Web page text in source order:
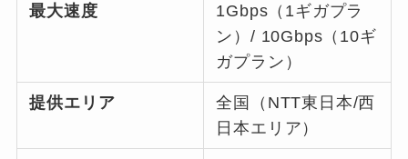
最大速度
1Gbps（1ギガプラ
ン）/ 10Gbps（10ギ
ガプラン）
提供エリア
全国（NTT東日本/西
日本エリア）